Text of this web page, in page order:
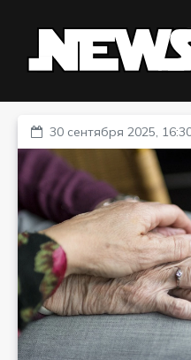
30 сентября 2025,